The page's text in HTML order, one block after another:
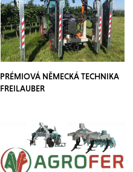
PRÉMIOVÁ NĚMECKÁ TECHNIKA
FREILAUBER